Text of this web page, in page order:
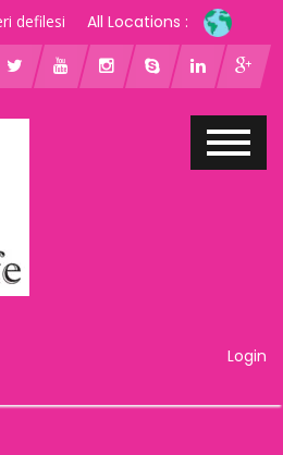
defilesi All Locations :
Login